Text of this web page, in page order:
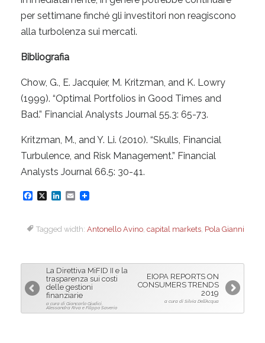
per settimane finché gli investitori non reagiscono
alla turbolenza sui mercati.
Bibliografia
Chow, G., E. Jacquier, M. Kritzman, and K. Lowry
(1999). “Optimal Portfolios in Good Times and
Bad.” Financial Analysts Journal 55.3: 65-73.
Kritzman, M., and Y. Li. (2010). “Skulls, Financial
Turbulence, and Risk Management.” Financial
Analysts Journal 66.5: 30-41.
F
c
b
o
o
k
X
L
n
e
d
I
n
E
a
l
Tagged width: Antonello Avino, capital markets, Pola Gianni
La Direttiva MiFID II e la
trasparenza sui costi
delle gestioni
finanziarie
a cura di Giancarlo Giudici,
Alessandra Riva e Filippo Saverio
EIOPA REPORTS ON
CONSUMERS TRENDS
2019
a cura di Silvia Dell’Acqua